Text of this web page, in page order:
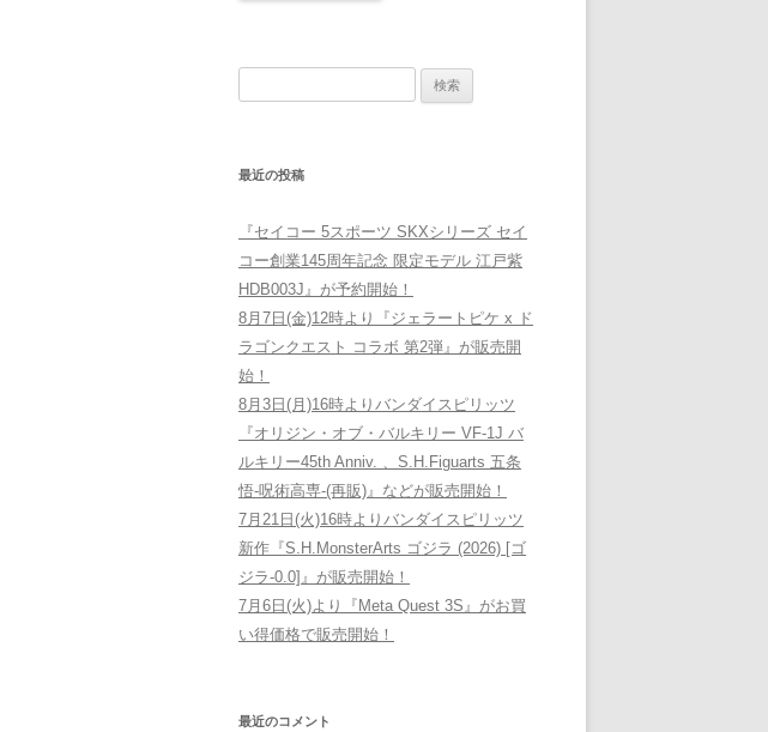
最近の投稿
『セイコー 5スポーツ SKXシリーズ セイ
コー創業145周年記念 限定モデル 江戸紫
HDB003J』が予約開始！
8月7日(金)12時より『ジェラートピケ x ド
ラゴンクエスト コラボ 第2弾』が販売開
始！
8月3日(月)16時よりバンダイスピリッツ
『オリジン・オブ・バルキリー VF-1J バ
ルキリー45th Anniv. 、S.H.Figuarts 五条
悟-呪術高専-(再販)』などが販売開始！
7月21日(火)16時よりバンダイスピリッツ
新作『S.H.MonsterArts ゴジラ (2026) [ゴ
ジラ-0.0]』が販売開始！
7月6日(火)より『Meta Quest 3S』がお買
い得価格で販売開始！
最近のコメント